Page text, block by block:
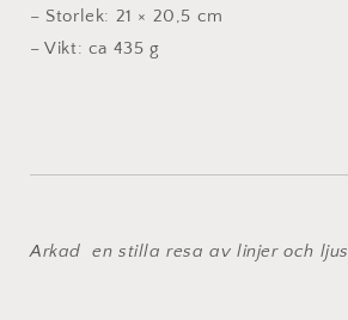
– Storlek: 21 × 20,5 cm
– Vikt: ca 435 g
Arkad en stilla resa av linjer och